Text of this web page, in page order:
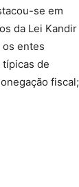
se em
da Lei Kandir
entes
de
fiscal;